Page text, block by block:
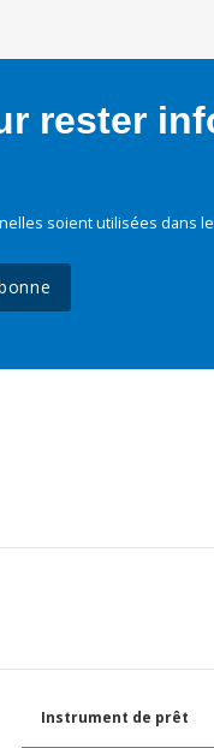
rester
soient utilisées dans
Instrument de prêt